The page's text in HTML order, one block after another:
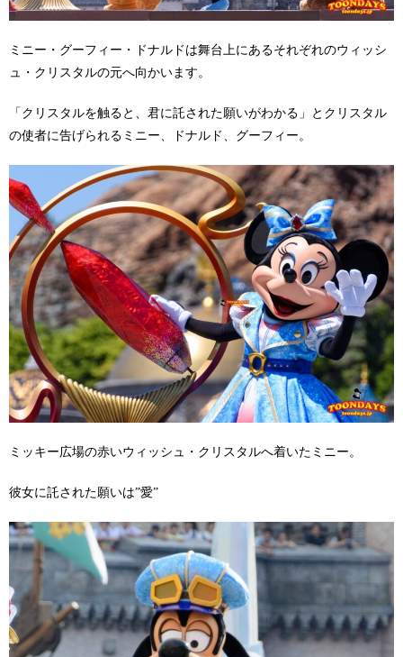
ミニー・グーフィー・ドナルドは舞台上にあるそれぞれのウィッシ
ュ・クリスタルの元へ向かいます。
「クリスタルを触ると、君に託された願いがわかる」とクリスタル
の使者に告げられるミニー、ドナルド、グーフィー。
ミッキー広場の赤いウィッシュ・クリスタルへ着いたミニー。
彼女に託された願いは”愛”